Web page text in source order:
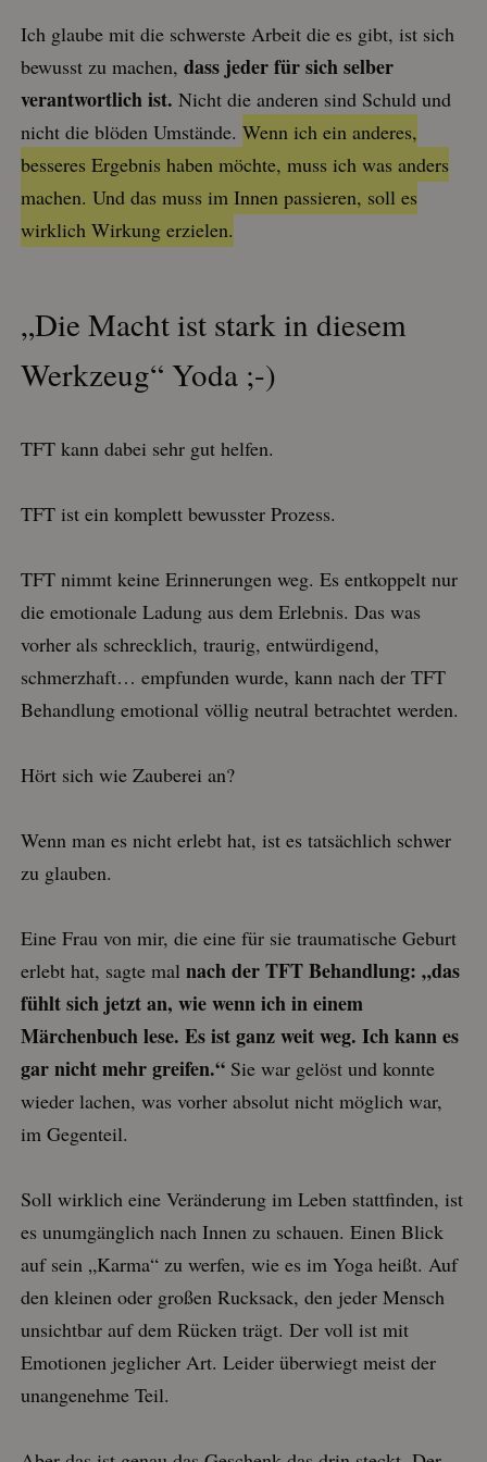
Ich glaube mit die schwerste Arbeit die es gibt, ist sich
bewusst zu machen, dass jeder für sich selber
verantwortlich ist. Nicht die anderen sind Schuld und
nicht die blöden Umstände. Wenn ich ein anderes,
besseres Ergebnis haben möchte, muss ich was anders
machen. Und das muss im Innen passieren, soll es
wirklich Wirkung erzielen.
„Die Macht ist stark in diesem
Werkzeug“ Yoda ;-)
TFT kann dabei sehr gut helfen.
TFT ist ein komplett bewusster Prozess.
TFT nimmt keine Erinnerungen weg. Es entkoppelt nur
die emotionale Ladung aus dem Erlebnis. Das was
vorher als schrecklich, traurig, entwürdigend,
schmerzhaft… empfunden wurde, kann nach der TFT
Behandlung emotional völlig neutral betrachtet werden.
Hört sich wie Zauberei an?
Wenn man es nicht erlebt hat, ist es tatsächlich schwer
zu glauben.
Eine Frau von mir, die eine für sie traumatische Geburt
erlebt hat, sagte mal nach der TFT Behandlung: „das
fühlt sich jetzt an, wie wenn ich in einem
Märchenbuch lese. Es ist ganz weit weg. Ich kann es
gar nicht mehr greifen.“ Sie war gelöst und konnte
wieder lachen, was vorher absolut nicht möglich war,
im Gegenteil.
Soll wirklich eine Veränderung im Leben stattfinden, ist
es unumgänglich nach Innen zu schauen. Einen Blick
auf sein „Karma“ zu werfen, wie es im Yoga heißt. Auf
den kleinen oder großen Rucksack, den jeder Mensch
unsichtbar auf dem Rücken trägt. Der voll ist mit
Emotionen jeglicher Art. Leider überwiegt meist der
unangenehme Teil.
Ohne die unbedingt erforderlichen Cookies kann die
CookieScript
.meinschneckenhaus.de
1 Monat
Domäne
thrivecart_v2
.kasse.bestell.club Session
den online
Shop und
Daten.